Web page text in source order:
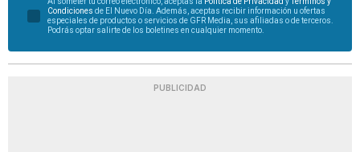
Condiciones de El Nuevo Día. Además, aceptas recibir información u ofertas
especiales de productos o servicios de GFR Media, sus afiliadas o de terceros.
Podrás optar salirte de los boletines en cualquier momento.
PUBLICIDAD